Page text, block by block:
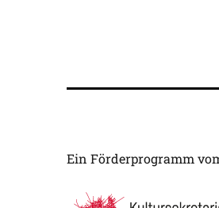
Ein Förderprogramm